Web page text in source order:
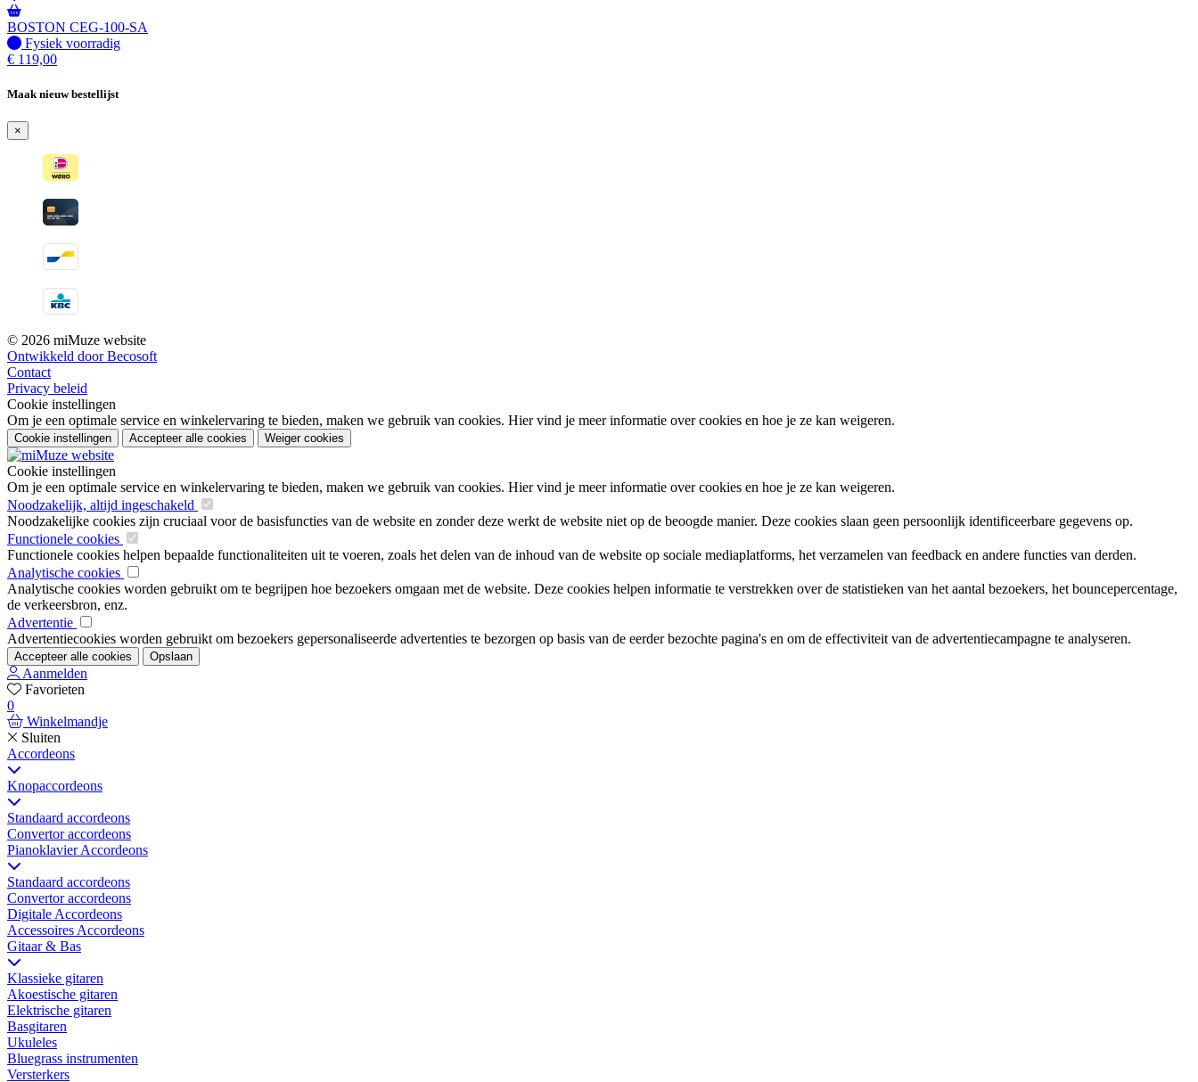
BOSTON CEG-100-SA
Fysiek voorradig
Fysiek voorradig
€ 119,00
Maak nieuw bestellijst
×
© 2026 miMuze website
Ontwikkeld door Becosoft
Contact
Privacy beleid
Cookie instellingen
Om je een optimale service en winkelervaring te bieden, maken we gebruik van cookies. Hier vind je meer informatie over cookies en hoe je ze kan weigeren.
Cookie instellingen Accepteer alle cookies Weiger cookies
Cookie instellingen
Om je een optimale service en winkelervaring te bieden, maken we gebruik van cookies. Hier vind je meer informatie over cookies en hoe je ze kan weigeren.
Noodzakelijk, altijd ingeschakeld
Noodzakelijke cookies zijn cruciaal voor de basisfuncties van de website en zonder deze werkt de website niet op de beoogde manier. Deze cookies slaan geen persoonlijk identificeerbare gegevens op.
Functionele cookies
Functionele cookies helpen bepaalde functionaliteiten uit te voeren, zoals het delen van de inhoud van de website op sociale mediaplatforms, het verzamelen van feedback en andere functies van derden.
Analytische cookies
Analytische cookies worden gebruikt om te begrijpen hoe bezoekers omgaan met de website. Deze cookies helpen informatie te verstrekken over de statistieken van het aantal bezoekers, het bouncepercentage,
de verkeersbron, enz.
Advertentie
Advertentiecookies worden gebruikt om bezoekers gepersonaliseerde advertenties te bezorgen op basis van de eerder bezochte pagina's en om de effectiviteit van de advertentiecampagne te analyseren.
Accepteer alle cookies Opslaan
Aanmelden
Favorieten
0
Winkelmandje
Sluiten
Accordeons
Knopaccordeons
Standaard accordeons
Convertor accordeons
Pianoklavier Accordeons
Standaard accordeons
Convertor accordeons
Digitale Accordeons
Accessoires Accordeons
Gitaar & Bas
Klassieke gitaren
Akoestische gitaren
Elektrische gitaren
Basgitaren
Ukuleles
Bluegrass instrumenten
Versterkers